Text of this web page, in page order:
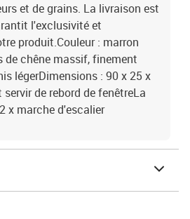
et de grains. La livraison est
l'exclusivité et
produit.Couleur : marron
chêne massif, finement
légerDimensions : 90 x 25 x
de rebord de fenêtreLa
x marche d'escalier